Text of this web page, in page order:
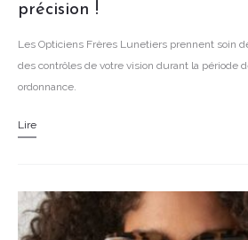
précision !
Les Opticiens Frères Lunetiers prennent soin
des contrôles de votre vision durant la période
ordonnance.
Lire